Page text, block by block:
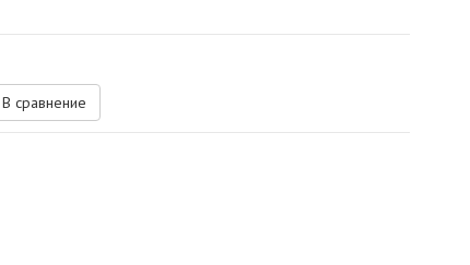
В сравнение